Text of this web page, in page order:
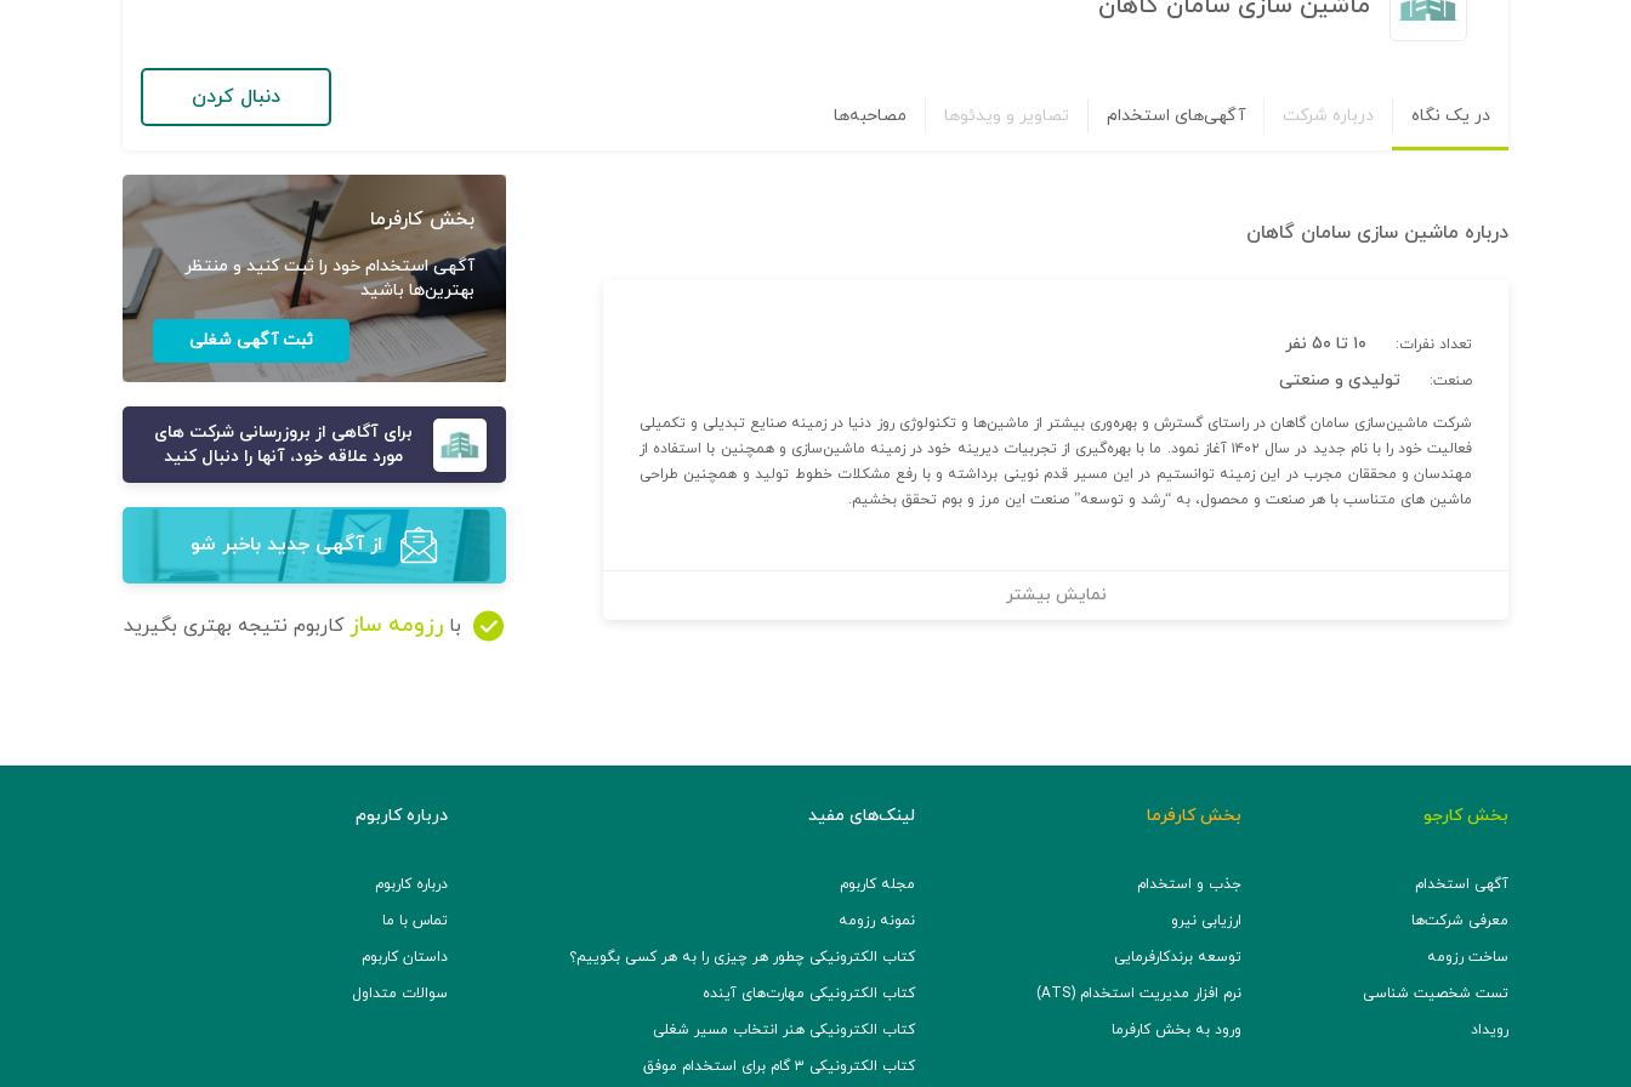
در یک نگاه درباره شرکت آگهی‌های استخدام تصاویر و ویدئوها مصاحبه‌ها
دنبال کردن
درباره ماشین سازی سامان گاهان
تعداد نفرات: ۱۰ تا ۵۰ نفر
صنعت: تولیدی و صنعتی
شرکت ماشین‌سازی سامان گاهان در راستای گسترش و بهره‌وری بیشتر از ماشین‌ها و تکنولوژی روز دنیا در زمینه صنایع تبدیلی و تکمیلی
فعالیت خود را با نام جدید در سال ۱۴۰۲ آغاز نمود. ما با بهره‌گیری از تجربیات دیرینه خود در زمینه ماشین‌سازی و همچنین با استفاده از
مهندسان و محققان مجرب در این زمینه توانستیم در این مسیر قدم نوینی برداشته و با رفع مشکلات خطوط تولید و همچنین طراحی
ماشین های متناسب با هر صنعت و محصول، به “رشد و توسعه” صنعت این مرز و بوم تحقق بخشیم.
نمایش بیشتر
بخش کارفرما
آگهی استخدام خود را ثبت کنید و منتظر
بهترین‌ها باشید
ثبت آگهی شغلی
برای آگاهی از بروزرسانی شرکت های
مورد علاقه خود، آنها را دنبال کنید
از آگهی‌ جدید باخبر شو
با رزومه ساز کاربوم نتیجه بهتری بگیرید
بخش کارجو
آگهی استخدام
معرفی شرکت‌ها
ساخت رزومه
تست شخصیت شناسی
رویداد
بخش کارفرما
جذب و استخدام
ارزیابی نیرو
توسعه برند‌کارفرمایی
نرم افزار مدیریت استخدام (ATS)
ورود به بخش کارفرما
لینک‌های مفید
مجله کاربوم
نمونه رزومه
کتاب الکترونیکی چطور هر چیزی را به هر کسی بگوییم؟
کتاب الکترونیکی مهارت‌های آینده
کتاب الکترونیکی هنر انتخاب مسیر شغلی
کتاب الکترونیکی ۳ گام برای استخدام موفق
درباره کاربوم
درباره کاربوم
تماس با ما
داستان کاربوم
سوالات متداول